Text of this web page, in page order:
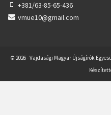
+381/63-85-65-436
vmue10@gmail.com
© 2026 - Vajdasági Magyar Újságírók